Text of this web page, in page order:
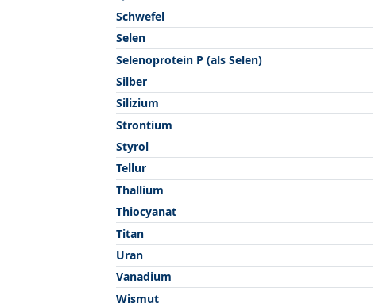
Schwefel
Selen
Selenoprotein P (als Selen)
Silber
Silizium
Strontium
Styrol
Tellur
Thallium
Thiocyanat
Titan
Uran
Vanadium
Wismut